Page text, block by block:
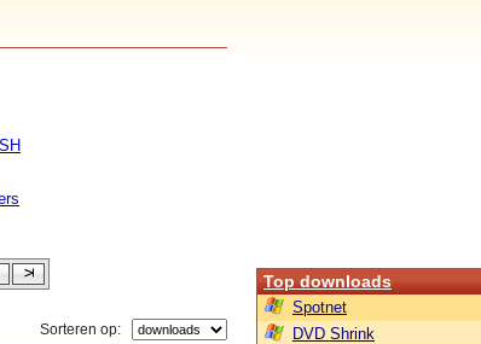
Sorteren op:
Top downloads
Spotnet
DVD Shrink